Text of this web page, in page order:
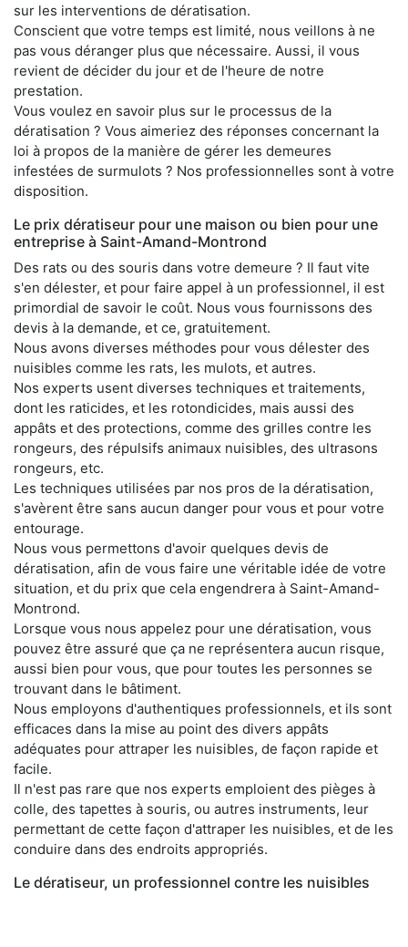
sur les interventions de dératisation.
Conscient que votre temps est limité, nous veillons à ne
pas vous déranger plus que nécessaire. Aussi, il vous
revient de décider du jour et de l'heure de notre
prestation.
Vous voulez en savoir plus sur le processus de la
dératisation ? Vous aimeriez des réponses concernant la
loi à propos de la manière de gérer les demeures
infestées de surmulots ? Nos professionnelles sont à votre
disposition.
Le prix dératiseur pour une maison ou bien pour une
entreprise à Saint-Amand-Montrond
Des rats ou des souris dans votre demeure ? Il faut vite
s'en délester, et pour faire appel à un professionnel, il est
primordial de savoir le coût. Nous vous fournissons des
devis à la demande, et ce, gratuitement.
Nous avons diverses méthodes pour vous délester des
nuisibles comme les rats, les mulots, et autres.
Nos experts usent diverses techniques et traitements,
dont les raticides, et les rotondicides, mais aussi des
appâts et des protections, comme des grilles contre les
rongeurs, des répulsifs animaux nuisibles, des ultrasons
rongeurs, etc.
Les techniques utilisées par nos pros de la dératisation,
s'avèrent être sans aucun danger pour vous et pour votre
entourage.
Nous vous permettons d'avoir quelques devis de
dératisation, afin de vous faire une véritable idée de votre
situation, et du prix que cela engendrera à Saint-Amand-
Montrond.
Lorsque vous nous appelez pour une dératisation, vous
pouvez être assuré que ça ne représentera aucun risque,
aussi bien pour vous, que pour toutes les personnes se
trouvant dans le bâtiment.
Nous employons d'authentiques professionnels, et ils sont
efficaces dans la mise au point des divers appâts
adéquates pour attraper les nuisibles, de façon rapide et
facile.
Il n'est pas rare que nos experts emploient des pièges à
colle, des tapettes à souris, ou autres instruments, leur
permettant de cette façon d'attraper les nuisibles, et de les
conduire dans des endroits appropriés.
Le dératiseur, un professionnel contre les nuisibles